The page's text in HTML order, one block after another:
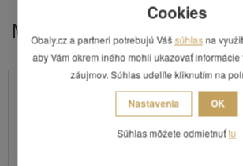
Mohlo by Vás zaujímať
Cookies
Obaly.cz a partneri potrebujú Vášsúhlas na
aby Vám okrem iného mohli ukazovať
záujmov. Súhlas udelíte kliknutím na
Nastavenia OK
Súhlas môžete odmietnuťtu